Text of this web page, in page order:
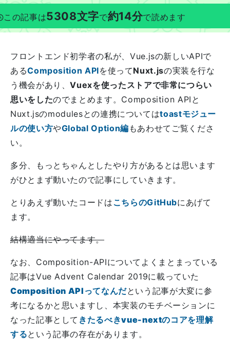
この記事は5308文字で約14分で読めます
フロントエンド初学者の私が、Vue.jsの新しいAPIで
あるComposition APIを使ってNuxt.jsの実装を行な
う機会があり、Vuexを使ったストアで非常につらい
思いをしたのでまとめます。Composition APIと
Nuxt.jsのmodulesとの連携についてはtoastモジュー
ルの使い方やGlobal Option編 もあわせてご覧くださ
い。
多分、もっとちゃんとしたやり方があるとは思います
がひとまず動いたので記事にしていきます。
とりあえず動いたコードはこちらのGitHubにあげて
ます。
結構適当にやってます。
なお、Composition-APIについてよくまとまっている
記事はVue Advent Calendar 2019に載っていた
Composition APIってなんだという記事が大変に参
考になるかと思いますし、本実装のモチベーションに
なった記事として きたるべきvue-nextのコアを理解
するという記事の存在があります。